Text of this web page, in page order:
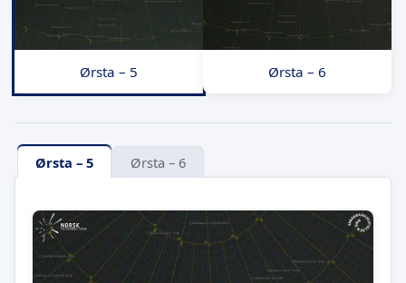
Ørsta – 5 Ørsta – 6
Ørsta – 5 Ørsta – 6